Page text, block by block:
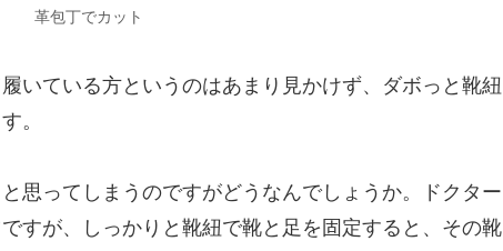
革包丁でカット
いている方というのはあまり見かけず、ダボっと靴紐
。
思ってしまうのですがどうなんでしょうか。ドクター
すが、しっかりと靴紐で靴と足を固定すると、その靴